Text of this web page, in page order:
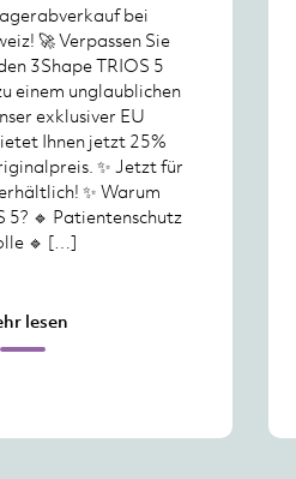
bei
🚀 Verpassen Sie
3Shape TRIOS 5
einem unglaublichen
exklusiver EU
Ihnen jetzt 25%
✨ Jetzt für
✨ Warum
5? 🔹 Patientenschutz
🔹 […]
lesen